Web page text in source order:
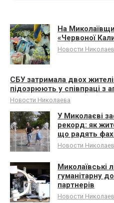
На
«Червоної
Новости
СБУ затримала двох
підозрюють у співпраці з
Новости Николаева
У Миколаєві
рекорд: як
що радять
Новости
Миколаївські
гуманітарну
партнерів
Новости